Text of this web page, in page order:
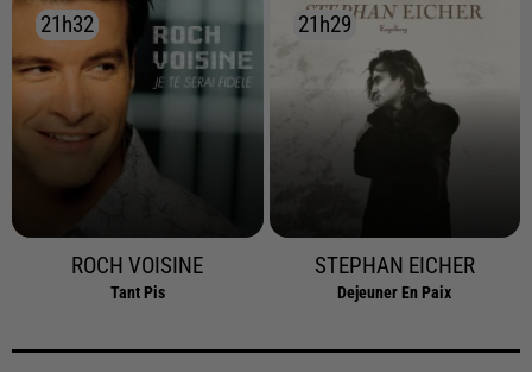
21h32
21h32
ROCH VOISINE
Tant Pis
21h29
21h29
STEPHAN EICHER
Dejeuner En Paix